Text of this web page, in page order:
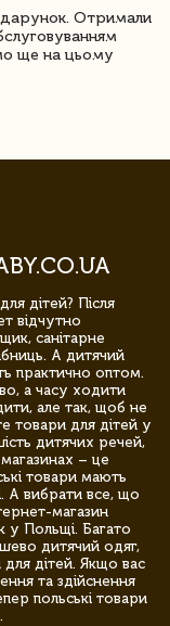
Отримали
ще на цьому
дітей? Після
відчутно
санітарне
А дитячий
практично оптом.
а часу ходити
але так, щоб не
товари для дітей у
дитячих речей,
– це
товари мають
А вибрати все, що
магазин
у Польщі. Багато
дитячий одяг,
для дітей. Якщо вас
та здійснення
польські товари